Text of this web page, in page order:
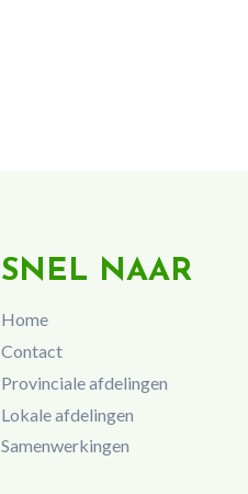
SNEL NAAR
Home
Contact
Provinciale afdelingen
Lokale afdelingen
Samenwerkingen